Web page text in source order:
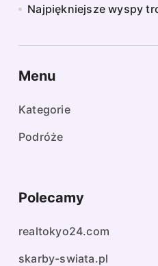
Najpiękniejsze wyspy
Menu
Kategorie
Podróże
Polecamy
realtokyo24.com
skarby-swiata.pl